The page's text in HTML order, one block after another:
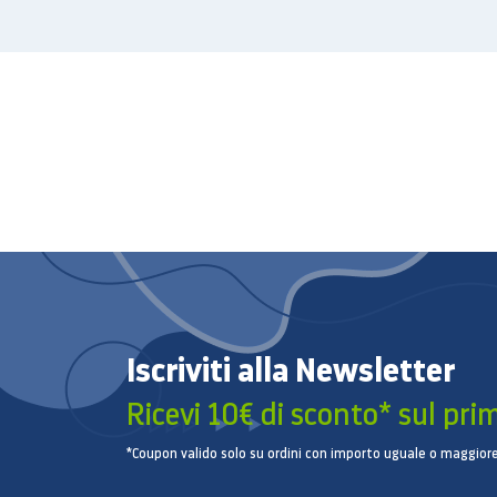
Iscriviti alla Newsletter
Ricevi 10€ di sconto* sul
*Coupon valido solo su ordini con importo uguale o